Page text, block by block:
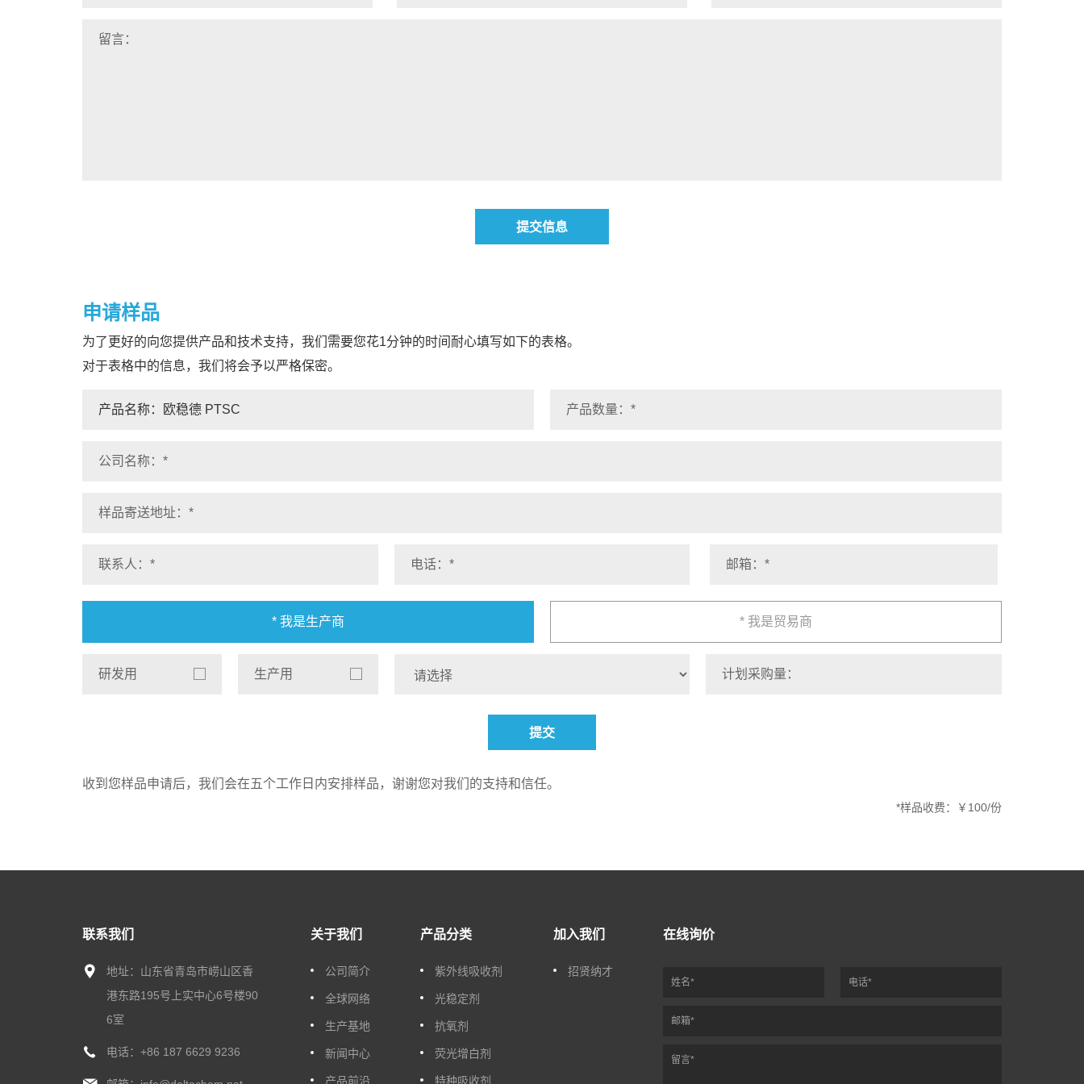
提交信息
申请样品
为了更好的向您提供产品和技术支持，我们需要您花1分钟的时间耐心填写如下的表格。
对于表格中的信息，我们将会予以严格保密。
* 我是生产商 * 我是贸易商
研发用 生产用
提交
收到您样品申请后，我们会在五个工作日内安排样品，谢谢您对我们的支持和信任。
*样品收费：￥100/份
联系我们
地址：山东省青岛市崂山区香
港东路195号上实中心6号楼90
6室
电话： +86 187 6629 9236
关于我们
公司简介
全球网络
生产基地
新闻中心
产品前沿
产品分类
紫外线吸收剂
光稳定剂
抗氧剂
荧光增白剂
特种吸收剂
加入我们
招贤纳才
在线询价